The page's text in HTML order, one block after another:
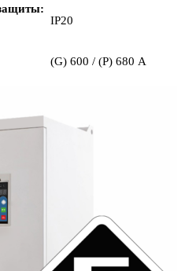
IP20
(G) 600 / (P) 680 А